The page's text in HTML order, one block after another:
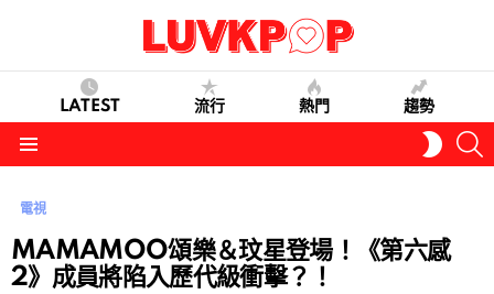
LATEST 流行 熱門 趨勢
SKIN
電視
MAMAMOO頌樂＆玟星登場！《第六感
2》成員將陷入歷代級衝擊？！